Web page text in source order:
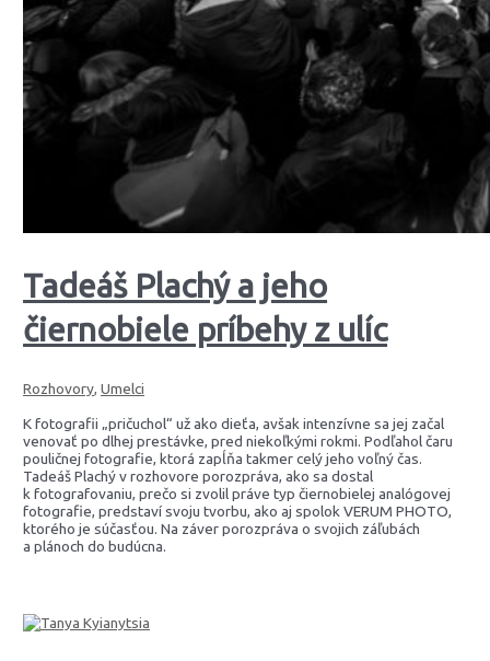
Tadeáš Plachý a jeho
čiernobiele príbehy z ulíc
Rozhovory,Umelci
K fotografii „pričuchol“ už ako dieťa, avšak intenzívne sa jej začal
venovať po dlhej prestávke, pred niekoľkými rokmi. Podľahol čaru
pouličnej fotografie, ktorá zapĺňa takmer celý jeho voľný čas.
Tadeáš Plachý v rozhovore porozpráva, ako sa dostal
k fotografovaniu, prečo si zvolil práve typ čiernobielej analógovej
fotografie, predstaví svoju tvorbu, ako aj spolok VERUM PHOTO,
ktorého je súčasťou. Na záver porozpráva o svojich záľubách
a plánoch do budúcna.